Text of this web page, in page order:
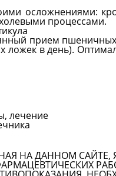
осложнениями:
процессами.
прием
в день).
лечение
НА ДАННОМ